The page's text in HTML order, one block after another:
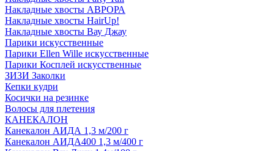
Накладные хвосты АВРОРА
Накладные хвосты HairUp!
Накладные хвосты Вау Джау
Парики искусственные
Парики Ellen Wille искусственные
Парики Косплей искусственные
ЗИЗИ Заколки
Кепки кудри
Косички на резинке
Волосы для плетения
КАНЕКАЛОН
Канекалон АИДА 1,3 м/200 г
Канекалон АИДА400 1,3 м/400 г